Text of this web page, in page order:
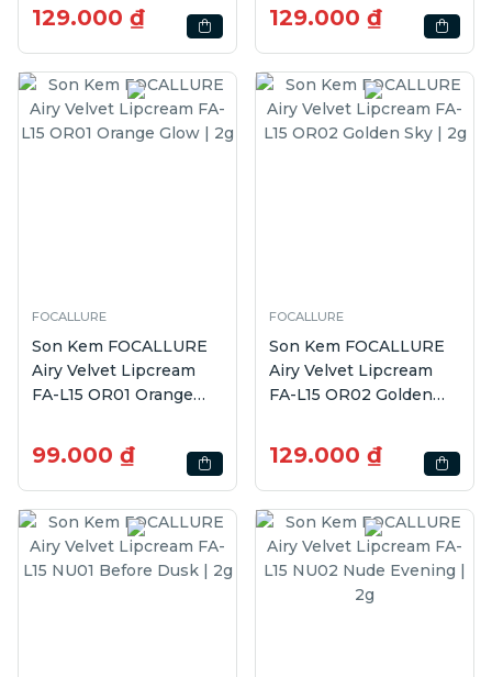
129.000 ₫ 129.000 ₫
FOCALLURE
Son Kem FOCALLURE
Airy Velvet Lipcream
FA-L15 OR01 Orange
99.000 ₫
FOCALLURE
Son Kem FOCALLURE
Airy Velvet Lipcream
FA-L15 OR02 Golden
129.000 ₫